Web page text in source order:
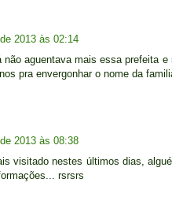
2013 às 02:14
não aguentava mais essa prefeita
pra envergonhar o nome da
2013 às 08:38
visitado nestes últimos dias,
rsrsrs